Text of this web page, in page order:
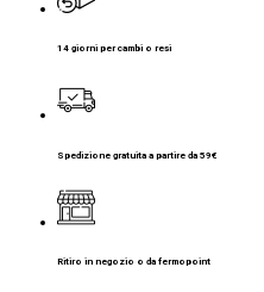
14 giorni per cambi o resi
Spedizione gratuita a partire da 59€
Ritiro in negozio o da fermopoint